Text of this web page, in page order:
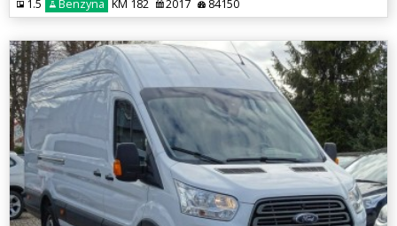
1.5 Benzyna KM 182 2017 84150